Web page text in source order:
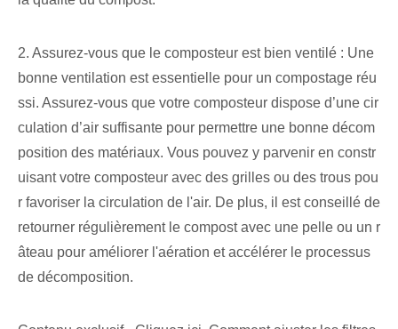
2. Assurez-vous que le composteur est bien ventilé : Une
bonne ventilation est essentielle pour un compostage réu
ssi. Assurez-vous que votre composteur dispose d’une cir
culation d’air suffisante pour permettre une bonne décom
position des matériaux. Vous pouvez y parvenir en constr
uisant votre composteur avec des grilles ou des trous pou
r favoriser la circulation de l'air. De plus, il est conseillé de
retourner régulièrement le compost avec une pelle ou un r
âteau pour améliorer l'aération et accélérer le processus
de décomposition.